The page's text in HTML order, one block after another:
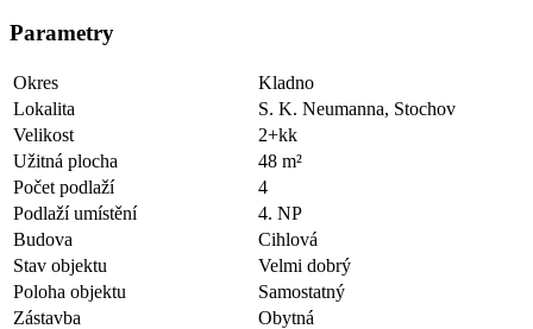
Parametry
Okres
Kladno
Lokalita
S. K. Neumanna, Stochov
Velikost
2+kk
Užitná plocha
48 m²
Počet podlaží
4
Podlaží umístění
4. NP
Budova
Cihlová
Stav objektu
Velmi dobrý
Poloha objektu
Samostatný
Zástavba
Obytná